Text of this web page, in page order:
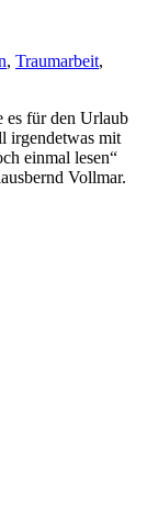
, Traumarbeit,
es für den Urlaub
irgendetwas mit
einmal lesen“
Vollmar.